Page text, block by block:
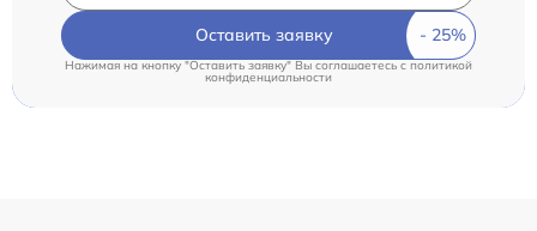
Оставить заявку
Нажимая на кнопку "Оставить заявку" Вы соглашаетесь c политикой
конфиденциальности